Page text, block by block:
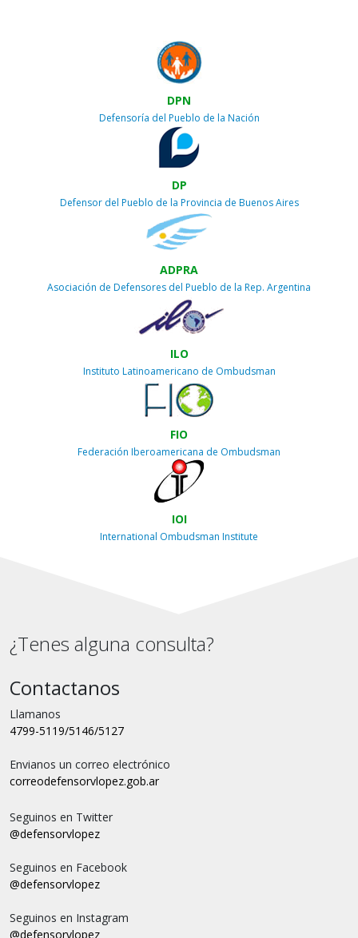
DPN
Defensoría del Pueblo de la Nación
DP
Defensor del Pueblo de la Provincia de Buenos Aires
ADPRA
Asociación de Defensores del Pueblo de la Rep. Argentina
ILO
Instituto Latinoamericano de Ombudsman
FIO
Federación Iberoamericana de Ombudsman
IOI
International Ombudsman Institute
¿Tenes alguna consulta?
Contactanos
Llamanos
4799-5119/5146/5127
Envianos un correo electrónico
correodefensorvlopez.gob.ar
Seguinos en Twitter
@defensorvlopez
Seguinos en Facebook
@defensorvlopez
Seguinos en Instagram
@defensorvlopez